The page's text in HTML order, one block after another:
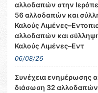
αλλοδαπών στην
56 αλλοδαπών και
Καλούς
αλλοδαπών και σύλληψη
Καλούς Λιμένες–Εντ
06/08/26
Συνέχεια ενημέρωσης
διάσωση 32 αλλοδαπών